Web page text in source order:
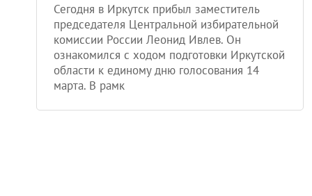
Сегодня в Иркутск прибыл заместитель
председателя Центральной избирательной
комиссии России Леонид Ивлев. Он
ознакомился с ходом подготовки Иркутской
области к единому дню голосования 14
марта. В рамк